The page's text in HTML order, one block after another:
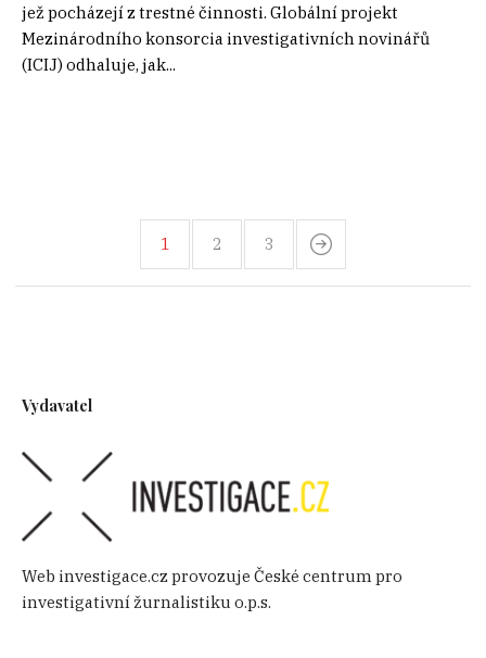
jež pocházejí z trestné činnosti. Globální projekt
Mezinárodního konsorcia investigativních novinářů
(ICIJ) odhaluje, jak...
1 2 3
Vydavatel
Web investigace.cz provozuje České centrum pro
investigativní žurnalistiku o.p.s.